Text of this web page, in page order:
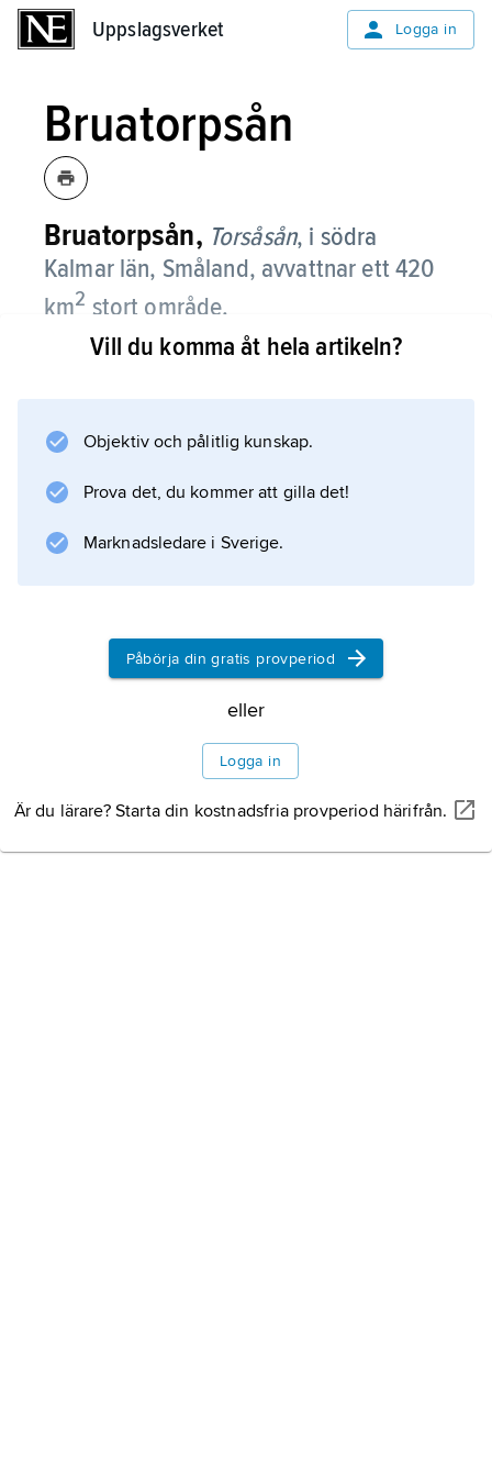
Uppslagsverket Logga in
Bruatorpsån
Bruatorpsån, Torsåsån, i södra
Kalmar län, Småland, avvattnar ett 420
km2 stort område.
Den rinner genom Torsås och faller ut i
Information om artikeln
Vill du komma åt hela artikeln?
Objektiv och pålitlig kunskap.
Prova det, du kommer att gilla det!
Marknadsledare i Sverige.
Påbörja din gratis provperiod
eller
Logga in
Är du lärare? Starta din kostnadsfria provperiod härifrån.